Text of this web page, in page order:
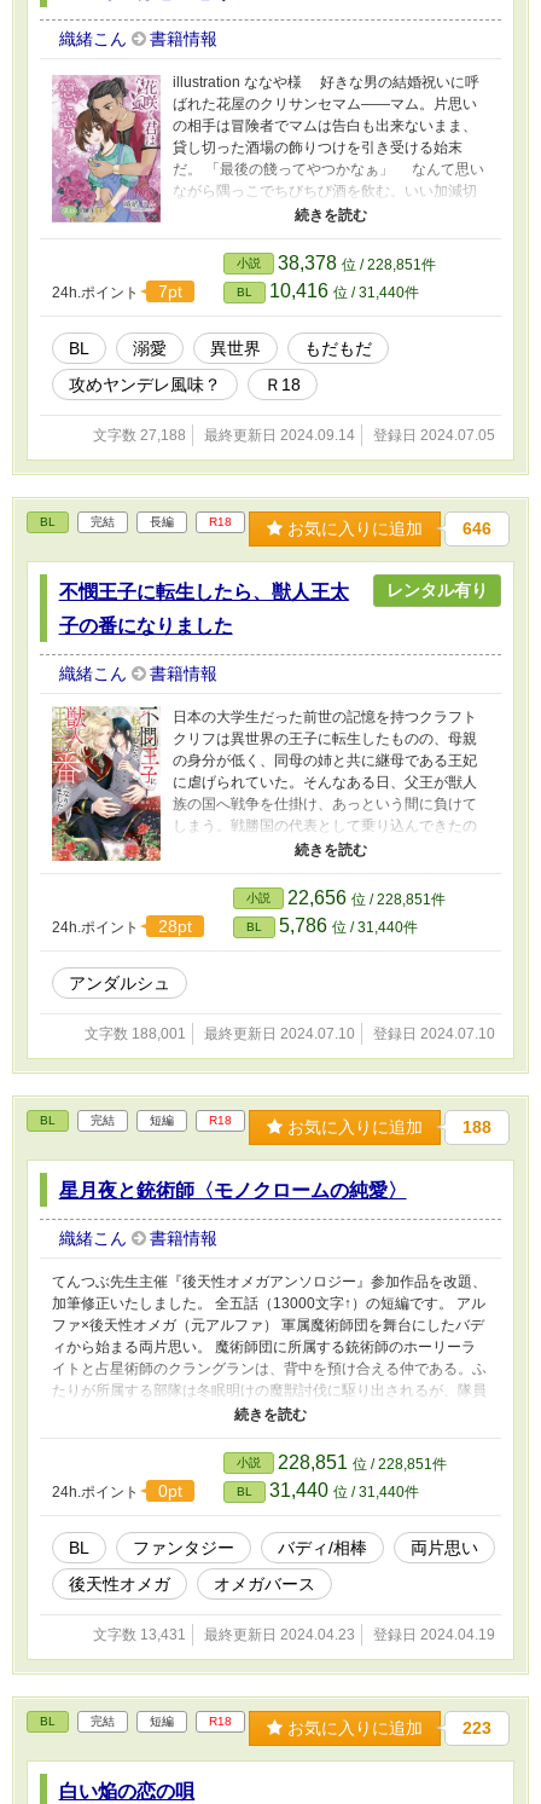
織緒こん 書籍情報
illustration ななや様 好きな男の結婚祝いに呼
ばれた花屋のクリサンセマム――マム。片思い
の相手は冒険者でマムは告白も出来ないまま、
貸し切った酒場の飾りつけを引き受ける始末
だ。 「最後の餞ってやつかなぁ」 なんて思い
ながら隅っこでちびちび酒を飲む。いい加減切
なくなってそろそろ抜けようと上着を着込んで
いると、男の冒険者仲間のウィステリアに声を
かけられた。 「花屋のお兄さん、帰るならどっ
かで飲み直さない？」 美形魔法剣士×無自覚美人
花屋 ツイノベで「受け」「攻め」表記で流し
たプロットみたいなものに、肉付けしました。
サクッと終わります。 続編を同人誌化いたし
ますが、こちらは冒頭のみなのでお試し版とし
て残します。
24h.ポイント 7pt
小説 38,378 位 / 228,851件
BL 10,416 位 / 31,440件
BL 溺愛 異世界
もだもだ
攻めヤンデレ風味？
Ｒ18
文字数 27,188 最終更新日 2024.09.14 登録日 2024.07.05
BL 完結 長編 R18 お気に入りに追加 646
不憫王子に転生したら、獣人王太
子の番になりました
レンタル有り
織緒こん 書籍情報
日本の大学生だった前世の記憶を持つクラフト
クリフは異世界の王子に転生したものの、母親
の身分が低く、同母の姉と共に継母である王妃
に虐げられていた。そんなある日、父王が獣人
族の国へ戦争を仕掛け、あっという間に負けて
しまう。戦勝国の代表として乗り込んできたの
は、なんと獅子獣人の王太子のリカルデロ！
彼は臣下にクラフトクリフを戦利品として側妃
にしたらどうかとすすめられるが、王子があま
りに痩せて見すぼらしいせいか、きっぱり「い
らない」と断る。それでもクラフトクリフの処
遇を決めかねた臣下たちは、彼をリカルデロの
後宮に入れた。そこで、しばらく世話をされた
クラフトクリフはやがて健康を取り戻し、再
び、リカルデロと会う。すると、何故か、リカ
ルデロは突然、クラフトクリフを溺愛し始め
24h.ポイント 28pt
小説 22,656 位 / 228,851件
BL 5,786 位 / 31,440件
アンダルシュ
文字数 188,001 最終更新日 2024.07.10 登録日 2024.07.10
BL 完結 短編 R18 お気に入りに追加 188
星月夜と銃術師〈モノクロームの純愛〉
織緒こん 書籍情報
てんつぶ先生主催『後天性オメガアンソロジー』参加作品を改題、
加筆修正いたしました。 全五話（13000文字↑）の短編です。 アル
ファ×後天性オメガ（元アルファ） 軍属魔術師団を舞台にしたバデ
ィから始まる両片思い。 魔術師団に所属する銃術師のホーリーラ
イトと占星術師のクラングランは、背中を預け合える仲である。ふ
たりが所属する部隊は冬眠明けの魔獣討伐に駆り出されるが、隊員
の中に原因不明の体調不良者が現れる。クラングランにも体調の変
化が現れ──
24h.ポイント 0pt
小説 228,851 位 / 228,851件
BL 31,440 位 / 31,440件
BL ファンタジー バディ/相棒
両片思い
後天性オメガ
オメガバース
文字数 13,431 最終更新日 2024.04.23 登録日 2024.04.19
BL 完結 短編 R18 お気に入りに追加 223
白い焔の恋の唄